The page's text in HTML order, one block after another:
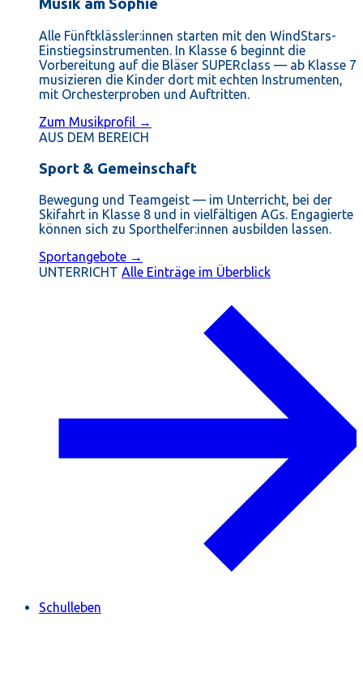
Musik am Sophie
Alle Fünftklässler:innen starten mit den WindStars-
Einstiegsinstrumenten. In Klasse 6 beginnt die
Vorbereitung auf die Bläser SUPERclass — ab Klasse 7
musizieren die Kinder dort mit echten Instrumenten,
mit Orchesterproben und Auftritten.
Zum Musikprofil →
AUS DEM BEREICH
Sport & Gemeinschaft
Bewegung und Teamgeist — im Unterricht, bei der
Skifahrt in Klasse 8 und in vielfältigen AGs. Engagierte
können sich zu Sporthelfer:innen ausbilden lassen.
Sportangebote →
UNTERRICHT Alle Einträge im Überblick
Schulleben